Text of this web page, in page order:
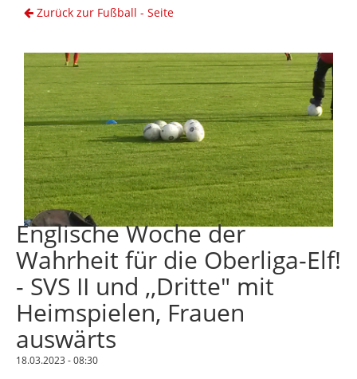
Zurück zur Fußball - Seite
Englische Woche der
Wahrheit für die Oberliga-Elf!
- SVS II und ,,Dritte" mit
Heimspielen, Frauen
auswärts
18.03.2023 - 08:30